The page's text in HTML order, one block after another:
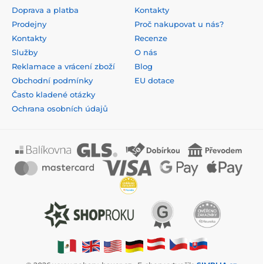
Doprava a platba
Prodejny
Kontakty
Služby
Reklamace a vrácení zboží
Obchodní podmínky
Často kladené otázky
Ochrana osobních údajů
Kontakty
Proč nakupovat u nás?
Recenze
O nás
Blog
EU dotace